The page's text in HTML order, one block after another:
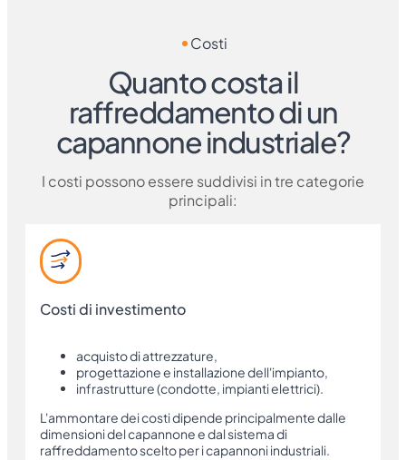
Costi
Quanto costa il
raffreddamento di un
capannone industriale?
I costi possono essere suddivisi in tre categorie
principali:
Costi di investimento
acquisto di attrezzature,
progettazione e installazione dell'impianto,
infrastrutture (condotte, impianti elettrici).
L'ammontare dei costi dipende principalmente dalle
dimensioni del capannone e dal sistema di
raffreddamento scelto per i capannoni industriali.